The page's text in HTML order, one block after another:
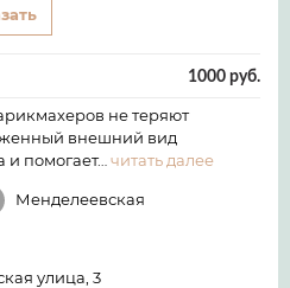
1000 руб.
не теряют
внешний вид
и помогает… читать далее
Менделеевская
улица, 3